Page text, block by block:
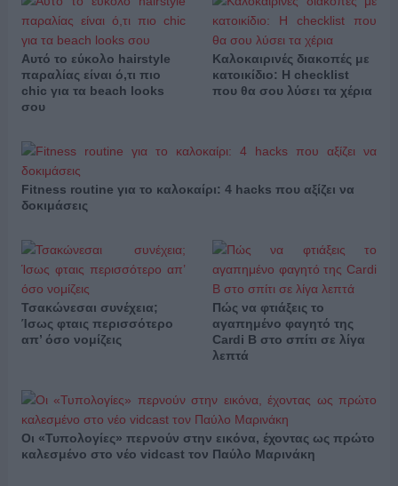
Αυτό το εύκολο hairstyle
παραλίας είναι ό,τι πιο
chic για τα beach looks
σου
Καλοκαιρινές διακοπές με
κατοικίδιο: Η checklist
που θα σου λύσει τα χέρια
Fitness routine για το καλοκαίρι: 4 hacks που αξίζει να
δοκιμάσεις
Τσακώνεσαι συνέχεια;
Ίσως φταις περισσότερο
απ’ όσο νομίζεις
Πώς να φτιάξεις το
αγαπημένο φαγητό της
Cardi B στο σπίτι σε λίγα
λεπτά
Οι «Τυπολογίες» περνούν στην εικόνα, έχοντας ως πρώτο
καλεσμένο στο νέο vidcast τον Παύλο Μαρινάκη